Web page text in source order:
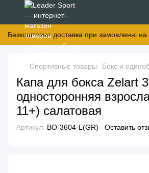
Безкоштовна доставка при замовленні
Спортивные товары Бокс и
Капа для бокса Zelart
односторонняя
11+) салатовая
Артикул: BO-3604-L(GR) Оставить